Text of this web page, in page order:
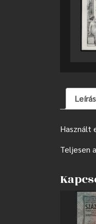
Leírás
Használt
Teljesen